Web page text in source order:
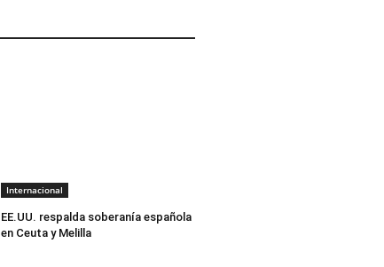
Internacional
EE.UU. respalda soberanía española
en Ceuta y Melilla